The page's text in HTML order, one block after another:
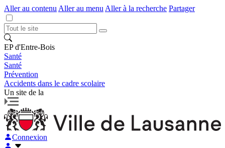
Aller au contenu Aller au menu Aller à la recherche Partager
EP d'Entre-Bois
Santé
Santé
Prévention
Accidents dans le cadre scolaire
Un site de la
Connexion